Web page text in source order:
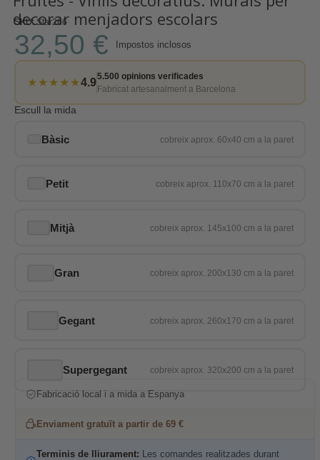
decorar menjadors escolars
SKU Star266
32,50 € Impostos inclosos
★★★★★4.9
5.500 opinions verificades
Fabricat artesanalment a Barcelona
Escull la mida
Bàsic
Petit
Mitjà
Gran
Gegant
Supergegant
Fabricació local i a mida a Espanya
Enviament gratuït a partir de 69 €
Terminis de lliurament: Les comandes realitzades durant